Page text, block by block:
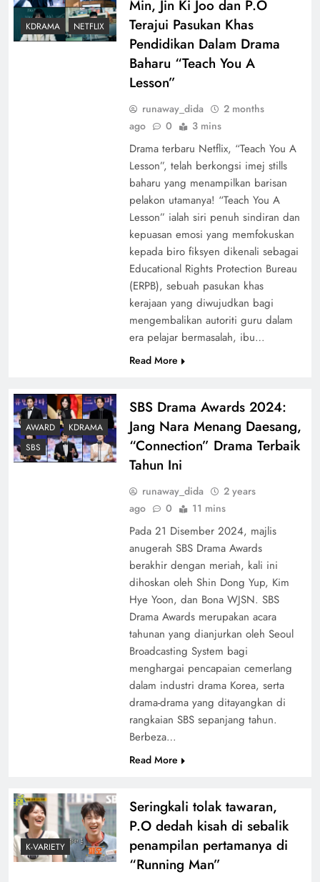
KDRAMA NETFLIX
Min, Jin Ki Joo dan P.O
Terajui Pasukan Khas
Pendidikan Dalam Drama
Baharu “Teach You A
Lesson”
runaway_dida
2 months
ago
0 3 mins
Drama terbaru Netflix, “Teach You A
Lesson”, telah berkongsi imej stills
baharu yang menampilkan barisan
pelakon utamanya! “Teach You A
Lesson” ialah siri penuh sindiran dan
kepuasan emosi yang memfokuskan
kepada biro fiksyen dikenali sebagai
Educational Rights Protection Bureau
(ERPB), sebuah pasukan khas
kerajaan yang diwujudkan bagi
mengembalikan autoriti guru dalam
era pelajar bermasalah, ibu…
Read More
AWARD
KDRAMA
SBS
SBS Drama Awards 2024:
Jang Nara Menang Daesang,
“Connection” Drama Terbaik
Tahun Ini
runaway_dida
2 years
ago
0 11 mins
Pada 21 Disember 2024, majlis
anugerah SBS Drama Awards
berakhir dengan meriah, kali ini
dihoskan oleh Shin Dong Yup, Kim
Hye Yoon, dan Bona WJSN. SBS
Drama Awards merupakan acara
tahunan yang dianjurkan oleh Seoul
Broadcasting System bagi
menghargai pencapaian cemerlang
dalam industri drama Korea, serta
drama-drama yang ditayangkan di
rangkaian SBS sepanjang tahun.
Berbeza…
Read More
K-VARIETY
Seringkali tolak tawaran,
P.O dedah kisah di sebalik
penampilan pertamanya di
“Running Man”